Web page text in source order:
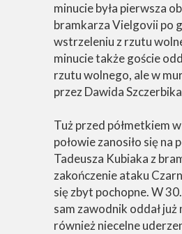
minucie była pierwsza
bramkarza Vielgovii po
wstrzeleniu z rzutu
minucie także goście
rzutu wolnego, ale w
przez Dawida
Tuż przed półmetkiem
połowie zanosiło się na
Tadeusza Kubiaka z
zakończenie ataku
się zbyt pochopne. W
sam zawodnik oddał już
również niecelne